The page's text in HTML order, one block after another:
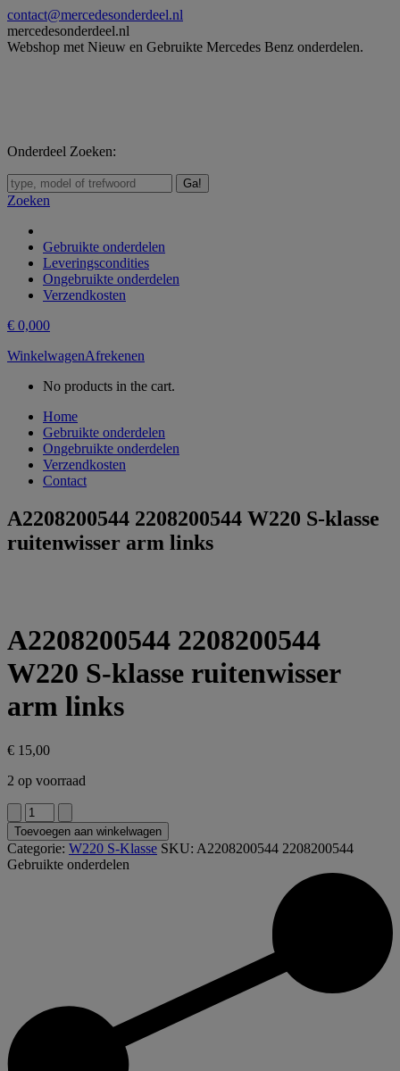
Skip
to
content
contact@mercedesonderdeel.nl
mercedesonderdeel.nl
Webshop met Nieuw en Gebruikte Mercedes Benz onderdelen.
Onderdeel Zoeken:
Zoeken:
Zoeken
Gebruikte onderdelen
Leveringscondities
Ongebruikte onderdelen
Verzendkosten
€ 0,000
WinkelwagenAfrekenen
No products in the cart.
Home
Gebruikte onderdelen
Ongebruikte onderdelen
Verzendkosten
Contact
A2208200544 2208200544 W220 S-klasse
ruitenwisser arm links
A2208200544 2208200544
W220 S-klasse ruitenwisser
arm links
€ 15,00
2 op voorraad
A2208200544
2208200544
W220
S-
klasse
Toevoegen aan winkelwagen
Categorie: W220 S-Klasse SKU: A2208200544 2208200544
Gebruikte onderdelen